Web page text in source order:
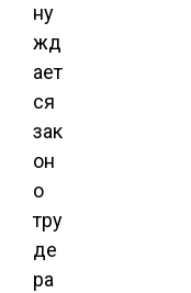
ну
жд
ает
ся
зак
он
о
тру
де
ра